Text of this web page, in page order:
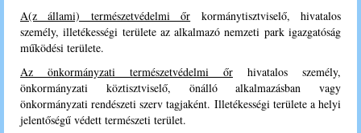
A(z állami) természetvédelmi őr kormánytisztviselő, hivatalos
személy, illetékességi területe az alkalmazó nemzeti park igazgatóság
működési területe.
Az önkormányzati természetvédelmi őr hivatalos személy,
önkormányzati köztisztviselő, önálló alkalmazásban vagy
önkormányzati rendészeti szerv tagjaként. Illetékességi területe a helyi
jelentőségű védett természeti terület.